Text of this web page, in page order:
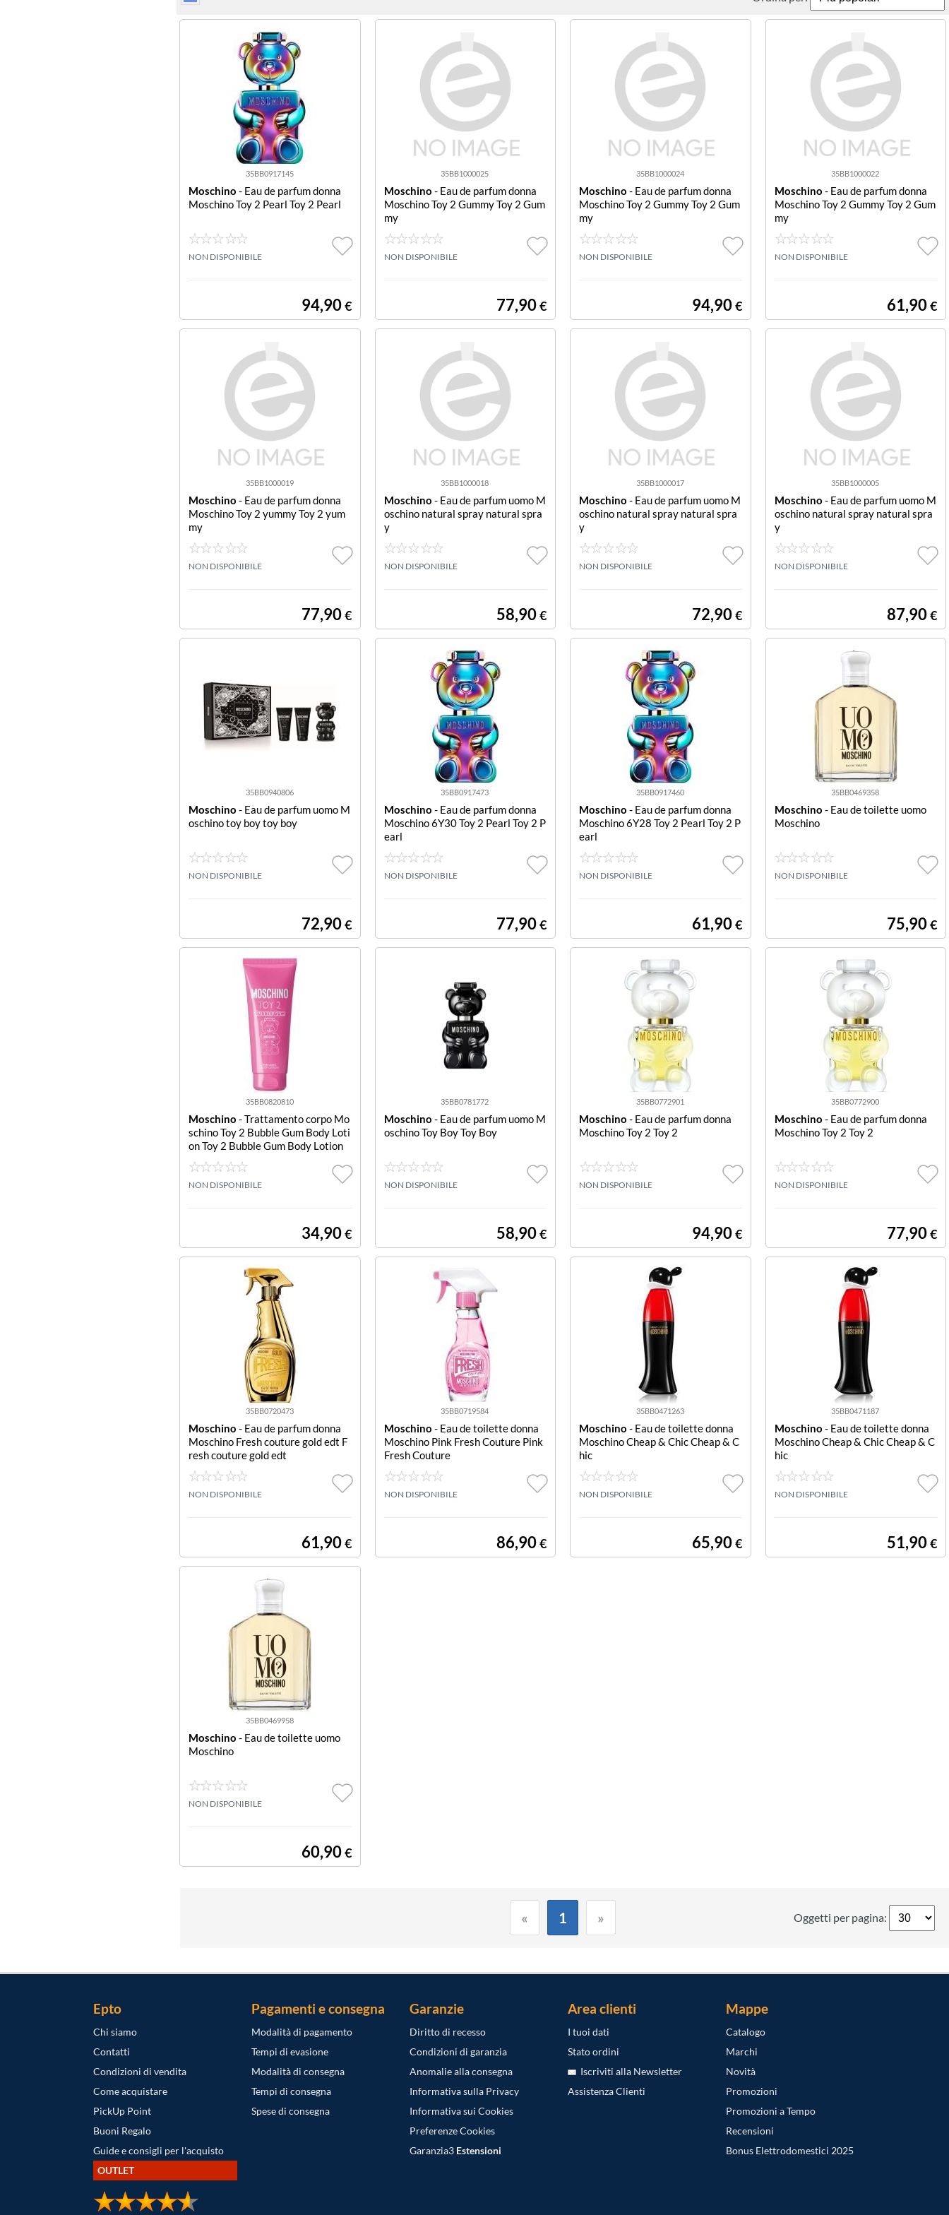
35BB0917145
Moschino - Eau de parfum donna
Moschino Toy 2 Pearl Toy 2 Pearl
NON DISPONIBILE
94,90€
35BB1000025
Moschino - Eau de parfum donna
Moschino Toy 2 Gummy Toy 2 Gum
my
NON DISPONIBILE
77,90€
35BB1000024
Moschino - Eau de parfum donna
Moschino Toy 2 Gummy Toy 2 Gum
my
NON DISPONIBILE
94,90€
35BB1000022
Moschino - Eau de parfum donna
Moschino Toy 2 Gummy Toy 2 Gum
my
NON DISPONIBILE
61,90€
35BB1000019
Moschino - Eau de parfum donna
Moschino Toy 2 yummy Toy 2 yum
my
NON DISPONIBILE
77,90€
35BB1000018
Moschino - Eau de parfum uomo M
oschino natural spray natural spra
y
NON DISPONIBILE
58,90€
35BB1000017
Moschino - Eau de parfum uomo M
oschino natural spray natural spra
y
NON DISPONIBILE
72,90€
35BB1000005
Moschino - Eau de parfum uomo M
oschino natural spray natural spra
y
NON DISPONIBILE
87,90€
35BB0940806
Moschino - Eau de parfum uomo M
oschino toy boy toy boy
NON DISPONIBILE
72,90€
35BB0917473
Moschino - Eau de parfum donna
Moschino 6Y30 Toy 2 Pearl Toy 2 P
earl
NON DISPONIBILE
77,90€
35BB0917460
Moschino - Eau de parfum donna
Moschino 6Y28 Toy 2 Pearl Toy 2 P
earl
NON DISPONIBILE
61,90€
35BB0469358
Moschino - Eau de toilette uomo
Moschino
NON DISPONIBILE
75,90€
35BB0820810
Moschino - Trattamento corpo Mo
schino Toy 2 Bubble Gum Body Loti
on Toy 2 Bubble Gum Body Lotion
NON DISPONIBILE
34,90€
35BB0781772
Moschino - Eau de parfum uomo M
oschino Toy Boy Toy Boy
NON DISPONIBILE
58,90€
35BB0772901
Moschino - Eau de parfum donna
Moschino Toy 2 Toy 2
NON DISPONIBILE
94,90€
35BB0772900
Moschino - Eau de parfum donna
Moschino Toy 2 Toy 2
NON DISPONIBILE
77,90€
35BB0720473
Moschino - Eau de parfum donna
Moschino Fresh couture gold edt F
resh couture gold edt
NON DISPONIBILE
61,90€
35BB0719584
Moschino - Eau de toilette donna
Moschino Pink Fresh Couture Pink
Fresh Couture
NON DISPONIBILE
86,90€
35BB0471263
Moschino - Eau de toilette donna
Moschino Cheap & Chic Cheap & C
hic
NON DISPONIBILE
65,90€
35BB0471187
Moschino - Eau de toilette donna
Moschino Cheap & Chic Cheap & C
hic
NON DISPONIBILE
51,90€
35BB0469958
Moschino - Eau de toilette uomo
Moschino
NON DISPONIBILE
60,90€
« 1 » Oggetti per pagina:
Epto
Chi siamo
Contatti
Condizioni di vendita
Come acquistare
PickUp Point
Buoni Regalo
Guide e consigli per l'acquisto
OUTLET
Pagamenti e consegna
Modalità di pagamento
Tempi di evasione
Modalità di consegna
Tempi di consegna
Spese di consegna
Garanzie
Diritto di recesso
Condizioni di garanzia
Anomalie alla consegna
Informativa sulla Privacy
Informativa sui Cookies
Preferenze Cookies
Garanzia3 Estensioni
Area clienti
I tuoi dati
Stato ordini
Iscriviti alla Newsletter
Assistenza Clienti
Mappe
Catalogo
Marchi
Novità
Promozioni
Promozioni a Tempo
Recensioni
Bonus Elettrodomestici 2025